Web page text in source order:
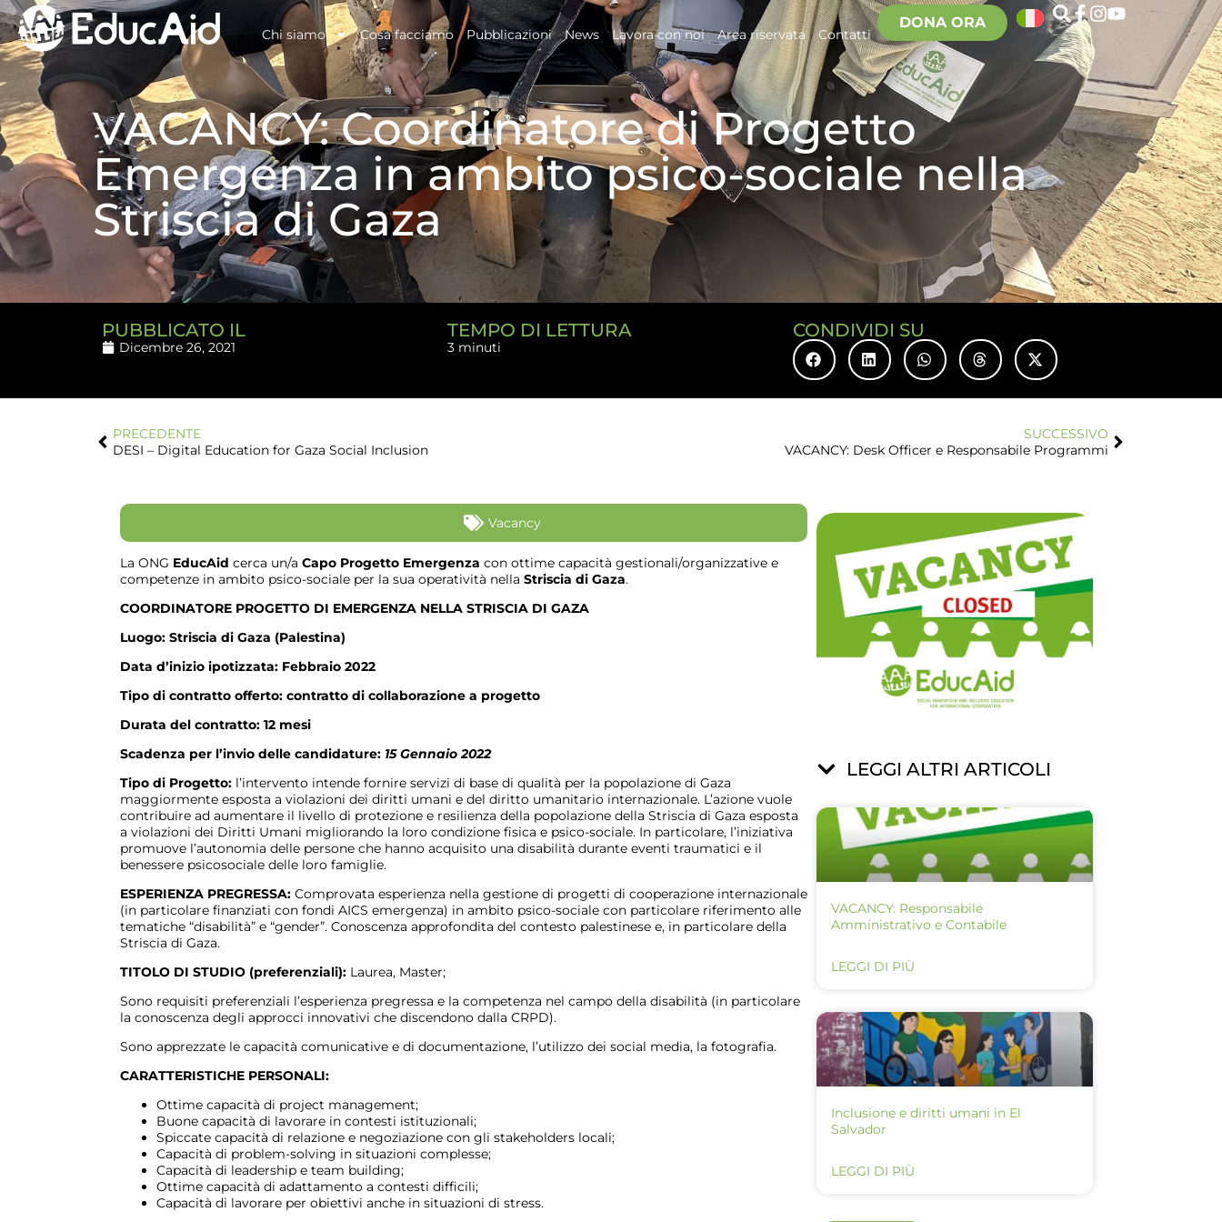
Chi siamo Cosa facciamo Pubblicazioni News Lavora con noi Area riservata Contatti
DONA ORA
VACANCY: Coordinatore di Progetto
Emergenza in ambito psico-sociale nella
Striscia di Gaza
PUBBLICATO IL
Dicembre 26, 2021
TEMPO DI LETTURA
3 minuti
CONDIVIDI SU
PRECEDENTE
DESI – Digital Education for Gaza Social Inclusion
SUCCESSIVO
VACANCY: Desk Officer e Responsabile Programmi
Vacancy
La ONG EducAid cerca un/a Capo Progetto Emergenza con ottime capacità gestionali/organizzative e
competenze in ambito psico-sociale per la sua operatività nella Striscia di Gaza.
COORDINATORE PROGETTO DI EMERGENZA NELLA STRISCIA DI GAZA
Luogo: Striscia di Gaza (Palestina)
Data d’inizio ipotizzata: Febbraio 2022
Tipo di contratto offerto: contratto di collaborazione a progetto
Durata del contratto: 12 mesi
Scadenza per l’invio delle candidature: 15 Gennaio 2022
Tipo di Progetto: l’intervento intende fornire servizi di base di qualità per la popolazione di Gaza
maggiormente esposta a violazioni dei diritti umani e del diritto umanitario internazionale. L’azione vuole
contribuire ad aumentare il livello di protezione e resilienza della popolazione della Striscia di Gaza esposta
a violazioni dei Diritti Umani migliorando la loro condizione fisica e psico-sociale. In particolare, l’iniziativa
promuove l’autonomia delle persone che hanno acquisito una disabilità durante eventi traumatici e il
benessere psicosociale delle loro famiglie.
ESPERIENZA PREGRESSA: Comprovata esperienza nella gestione di progetti di cooperazione internazionale
(in particolare finanziati con fondi AICS emergenza) in ambito psico-sociale con particolare riferimento alle
tematiche “disabilità” e “gender”. Conoscenza approfondita del contesto palestinese e, in particolare della
Striscia di Gaza.
TITOLO DI STUDIO (preferenziali): Laurea, Master;
Sono requisiti preferenziali l’esperienza pregressa e la competenza nel campo della disabilità (in particolare
la conoscenza degli approcci innovativi che discendono dalla CRPD).
Sono apprezzate le capacità comunicative e di documentazione, l’utilizzo dei social media, la fotografia.
CARATTERISTICHE PERSONALI:
Ottime capacità di project management;
Buone capacità di lavorare in contesti istituzionali;
Spiccate capacità di relazione e negoziazione con gli stakeholders locali;
Capacità di problem-solving in situazioni complesse;
Capacità di leadership e team building;
Ottime capacità di adattamento a contesti difficili;
Capacità di lavorare per obiettivi anche in situazioni di stress.
LEGGI ALTRI ARTICOLI
VACANCY: Responsabile
Amministrativo e Contabile
LEGGI DI PIÙ
Inclusione e diritti umani in El
Salvador
LEGGI DI PIÙ